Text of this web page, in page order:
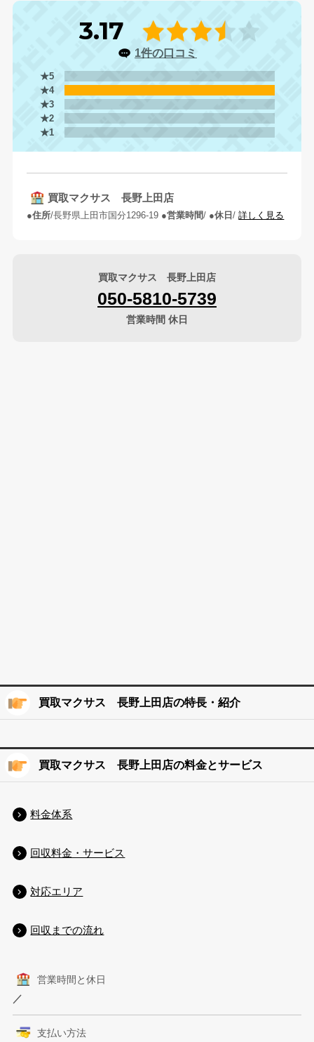
3.17
1件の口コミ
★5
★4
★3
★2
★1
買取マクサス 長野上田店
住所 長野県上田市国分1296-19 営業時間 休日 詳しく見る
買取マクサス 長野上田店
050-5810-5739
営業時間 休日
買取マクサス 長野上田店の特長・紹介
買取マクサス 長野上田店の料金とサービス
料金体系
回収料金・サービス
対応エリア
回収までの流れ
営業時間と休日
／
支払い方法